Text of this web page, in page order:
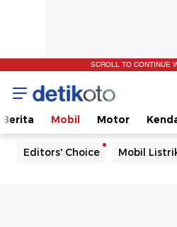
SCROLL TO CONTINUE
Berita Mobil Motor
Editors' Choice Mobil